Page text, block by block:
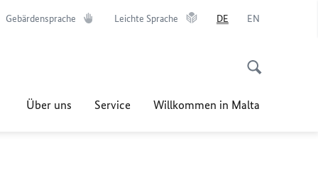
Gebärdensprache Leichte Sprache DE EN
Über uns Service Willkommen in Malta